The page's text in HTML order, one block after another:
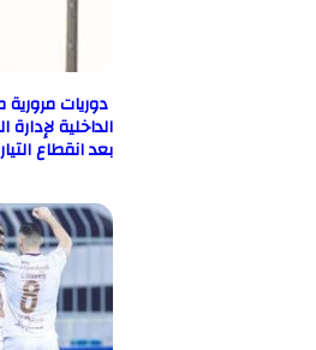
دوريات مرورية من
الداخلية لإدارة التقاطعات
بعد انقطاع التيار